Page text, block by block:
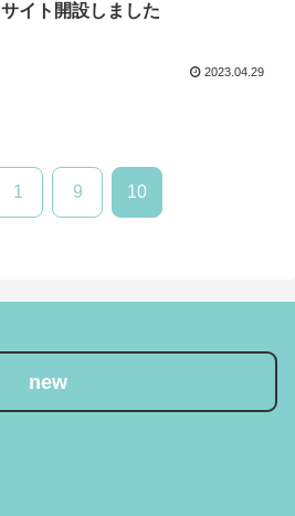
サイト開設しました
2023.04.29
1 9 10
new